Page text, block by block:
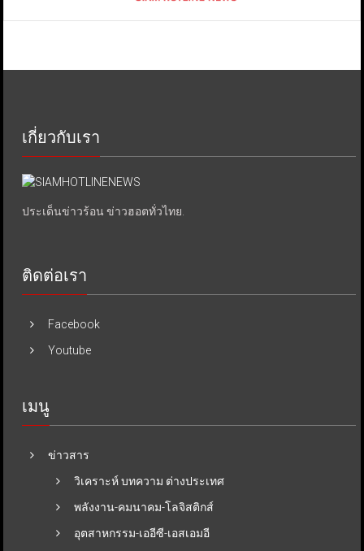
เกี่ยวกับเรา
ประเด็นข่าวร้อน ข่าวฮอตทั่วไทย.
ติดต่อเรา
Facebook
Youtube
เมนู
ข่าวสาร
วิเคราะห์ บทความ ต่างประเทศ
พลังงาน-คมนาคม-โลจิสติกส์
อุตสาหกรรม-เออีซี-เอสเอมอี